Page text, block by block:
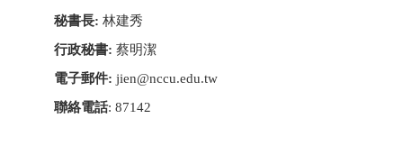
秘書長: 林建秀
行政秘書: 蔡明潔
電子郵件: jien@nccu.edu.tw
聯絡電話: 87142